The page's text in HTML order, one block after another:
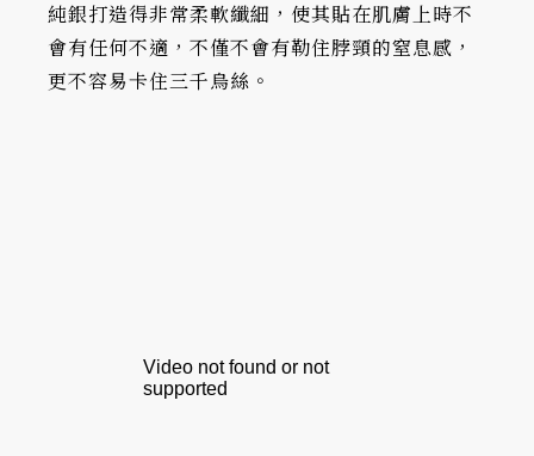
純銀打造得非常柔軟纖細，使其貼在肌膚上時不
會有任何不適，不僅不會有勒住脖頸的窒息感，
更不容易卡住三千烏絲。